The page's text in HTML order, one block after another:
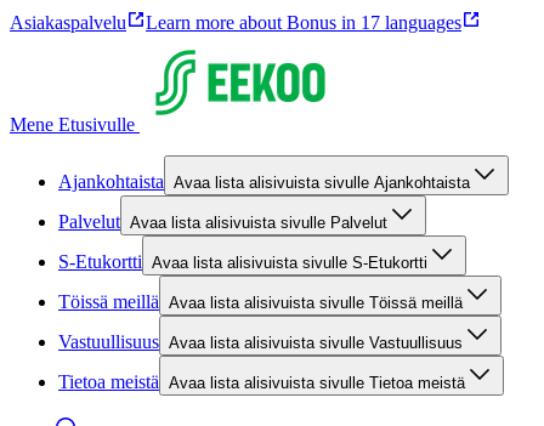
Asiakaspalvelu Learn more about Bonus in 17 languages
Mene Etusivulle
Ajankohtaista Avaa lista alisivuista sivulle Ajankohtaista
Palvelut Avaa lista alisivuista sivulle Palvelut
S-Etukortti Avaa lista alisivuista sivulle S-Etukortti
Töissä meillä Avaa lista alisivuista sivulle Töissä meillä
Vastuullisuus Avaa lista alisivuista sivulle Vastuullisuus
Tietoa meistä Avaa lista alisivuista sivulle Tietoa meistä